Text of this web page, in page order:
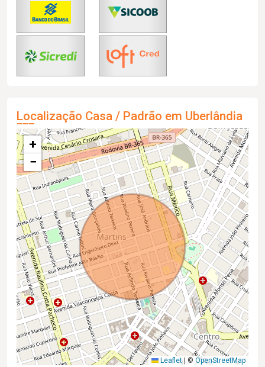
Localização Casa / Padrão em Uberlândia
+
−
Leaflet | © OpenStreetMap